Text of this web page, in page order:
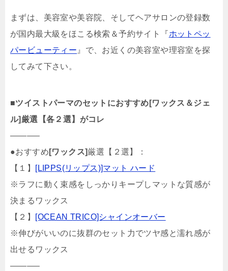
まずは、美容室や美容院、そしてヘアサロンの登録数
が国内最大級をほこる検索＆予約サイト『ホットペッ
パービューティー 』で、お近くの美容室や理容室を探
してみて下さい。
■ツイストパーマのセットにおすすめ[ワックス＆ジェ
ル]厳選【各２選】がコレ
———–
●おすすめ [ワックス]厳選【２選】：
【１】
[LIPPS(リップス)]マット ハード
※ラフに動く束感をしっかりキープしマットな質感が
決まるワックス
【２】
[OCEAN TRICO]シャインオーバー
※伸びがいいのに抜群のセット力でツヤ感と濡れ感が
出せるワックス
———–